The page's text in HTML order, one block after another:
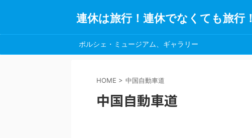
連休は旅行！連休でなくても旅行！
ポルシェ・ミュージアム、ギャラリー
HOME > 中国自動車道
中国自動車道